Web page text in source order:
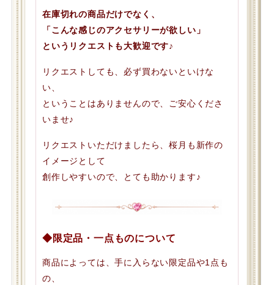
在庫切れの商品だけでなく、
「こんな感じのアクセサリーが欲しい」
というリクエストも大歓迎です♪
リクエストしても、必ず買わないといけな
い、
ということはありませんので、ご安心くださ
いませ♪
リクエストいただけましたら、桜月も新作の
イメージとして
創作しやすいので、とても助かります♪
◆限定品・一点ものについて
商品によっては、手に入らない限定品や1点も
の、